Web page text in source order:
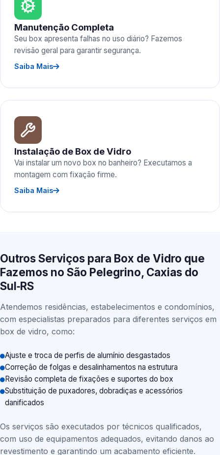
Manutenção Completa
Seu box apresenta falhas no uso diário? Fazemos
revisão geral para garantir segurança.
Saiba Mais
Instalação de Box de Vidro
Vai instalar um novo box no banheiro? Executamos a
montagem com fixação firme.
Saiba Mais
Outros Serviços para Box de Vidro que
Fazemos no São Pelegrino, Caxias do
Sul‑RS
Atendemos residências, estabelecimentos e condomínios,
com especialistas preparados para diferentes serviços em
box de vidro, como:
Ajuste e troca de perfis de alumínio desgastados
Correção de folgas e desalinhamentos na estrutura
Revisão completa de fixações e suportes do box
Substituição de puxadores, dobradiças e acessórios
danificados
Os serviços são executados por técnicos qualificados,
com uso de equipamentos adequados, evitando danos ao
revestimento e garantindo um acabamento eficiente.